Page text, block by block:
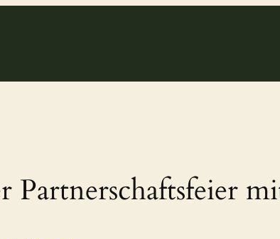
Partnerschaftsfeier